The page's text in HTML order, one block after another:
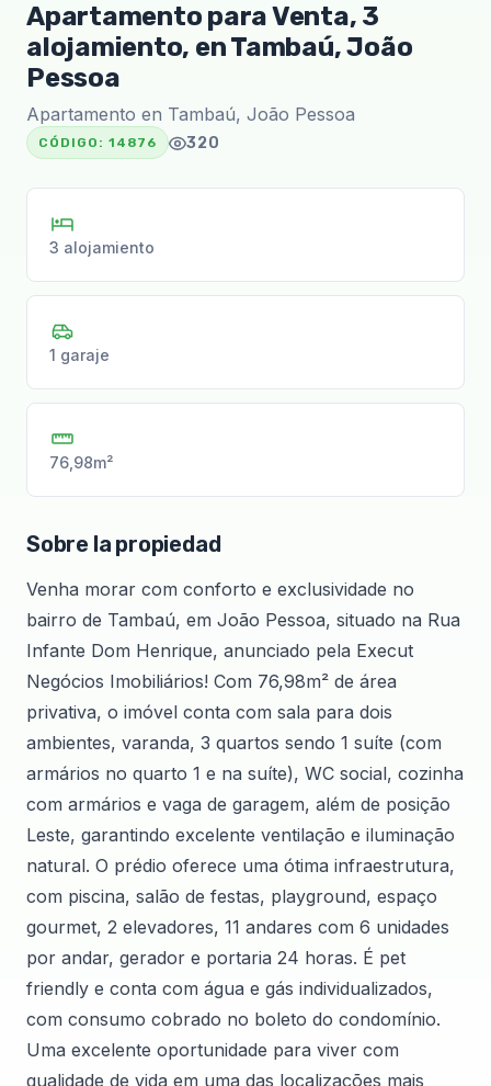
Apartamento para Venta, 3
alojamiento, en Tambaú, João
Pessoa
Apartamento en Tambaú, João Pessoa
CÓDIGO: 14876 320
3 alojamiento
1 garaje
76,98m²
Sobre la propiedad
Venha morar com conforto e exclusividade no
bairro de Tambaú, em João Pessoa, situado na Rua
Infante Dom Henrique, anunciado pela Execut
Negócios Imobiliários! Com 76,98m² de área
privativa, o imóvel conta com sala para dois
ambientes, varanda, 3 quartos sendo 1 suíte (com
armários no quarto 1 e na suíte), WC social, cozinha
com armários e vaga de garagem, além de posição
Leste, garantindo excelente ventilação e iluminação
natural. O prédio oferece uma ótima infraestrutura,
com piscina, salão de festas, playground, espaço
gourmet, 2 elevadores, 11 andares com 6 unidades
por andar, gerador e portaria 24 horas. É pet
friendly e conta com água e gás individualizados,
com consumo cobrado no boleto do condomínio.
Uma excelente oportunidade para viver com
qualidade de vida em uma das localizações mais